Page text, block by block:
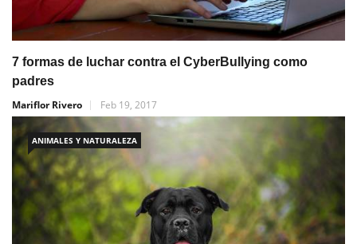
7 formas de luchar contra el CyberBullying como
padres
Mariflor Rivero
Feb 19, 2017
ANIMALES Y NATURALEZA